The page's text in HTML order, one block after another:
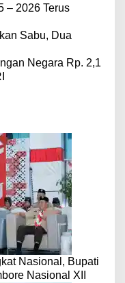
– 2026 Terus
Sabu, Dua
Negara Rp. 2,1
Nasional, Bupati
Nasional XII